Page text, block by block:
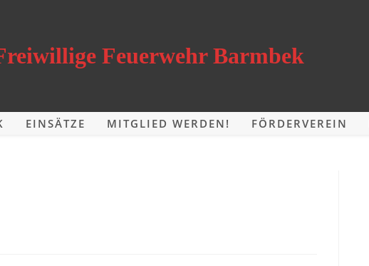
Feuerwehr Barmbek
EINSÄTZE MITGLIED WERDEN! FÖRDERVEREIN